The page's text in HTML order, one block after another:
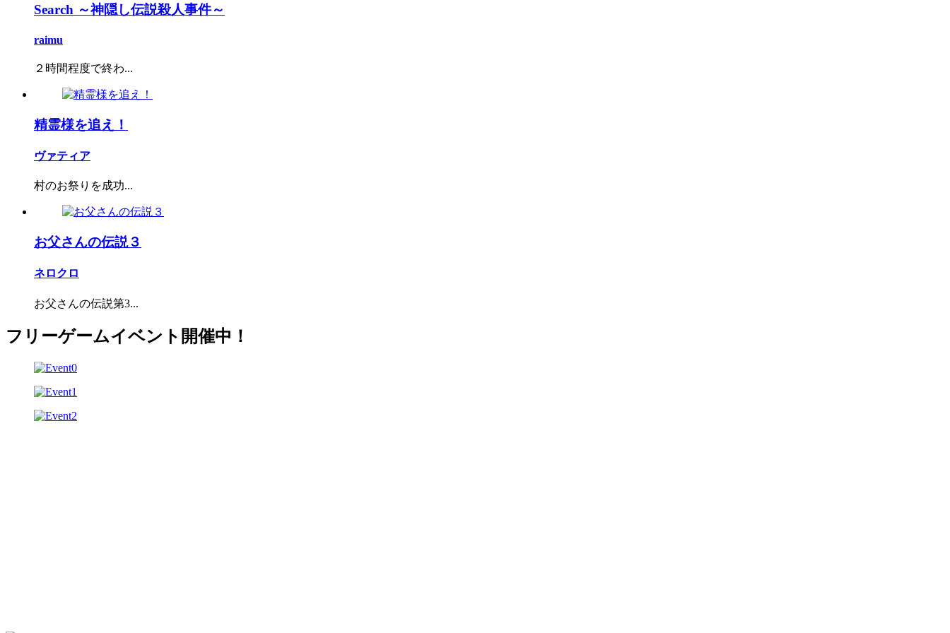
Search ～神隠し伝説殺人事件～
raimu
２時間程度で終わ...
精霊様を追え！
ヴァティア
村のお祭りを成功...
お父さんの伝説３
ネロクロ
お父さんの伝説第3...
フリーゲームイベント開催中！